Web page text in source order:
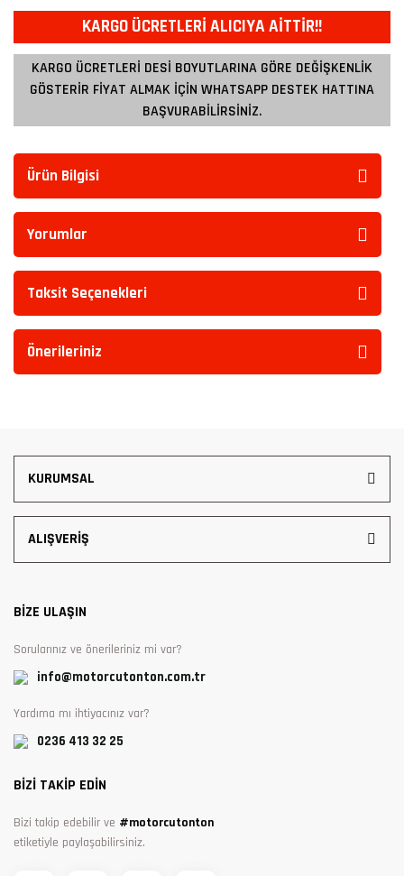
KARGO ÜCRETLERİ ALICIYA AİTTİR!!
KARGO ÜCRETLERİ DESİ BOYUTLARINA GÖRE DEĞİŞKENLİK
GÖSTERİR FİYAT ALMAK İÇİN WHATSAPP DESTEK HATTINA
BAŞVURABİLİRSİNİZ.
Ürün Bilgisi
Yorumlar
Taksit Seçenekleri
Önerileriniz
KURUMSAL
ALIŞVERİŞ
BİZE ULAŞIN
Sorularınız ve önerileriniz mi var?
info@motorcutonton.com.tr
Yardıma mı ihtiyacınız var?
0236 413 32 25
BİZİ TAKİP EDİN
Bizi takip edebilir ve #motorcutonton
etiketiyle paylaşabilirsiniz.